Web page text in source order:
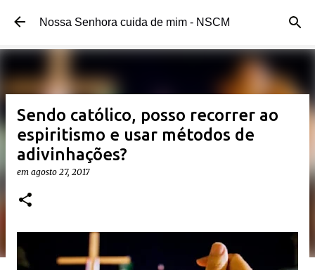
Pular para o conteúdo principal
Nossa Senhora cuida de mim - NSCM
Sendo católico, posso recorrer ao
espiritismo e usar métodos de
adivinhações?
em agosto 27, 2017